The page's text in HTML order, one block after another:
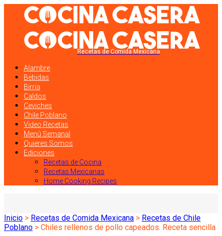
Recetas de Comida Mexicana
Alambre
Bebidas
Birria
Caldos
Ceviches
Chile Poblano
Vídeo Recetas
Menú Semanal
Quieres Somos
Ediciones
Recetas de Cocina
Recetas Mexicanas
Home Cooking Recipes
Inicio > Recetas de Comida Mexicana > Recetas de Chile
Poblano > Chiles rellenos de pollo capeados. Receta sencilla